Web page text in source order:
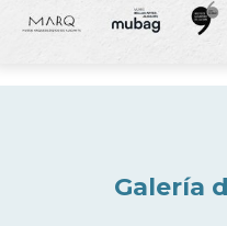
Galería